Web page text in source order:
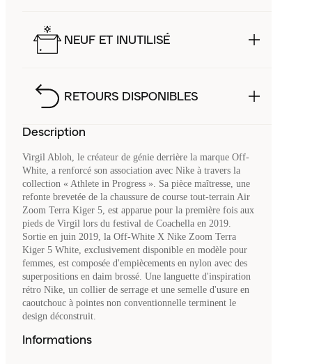
NEUF ET INUTILISÉ
RETOURS DISPONIBLES
Description
Virgil Abloh, le créateur de génie derrière la marque Off-
White, a renforcé son association avec Nike à travers la
collection « Athlete in Progress ». Sa pièce maîtresse, une
refonte brevetée de la chaussure de course tout-terrain Air
Zoom Terra Kiger 5, est apparue pour la première fois aux
pieds de Virgil lors du festival de Coachella en 2019.
Sortie en juin 2019, la Off-White X Nike Zoom Terra
Kiger 5 White, exclusivement disponible en modèle pour
femmes, est composée d'empiècements en nylon avec des
superpositions en daim brossé. Une languette d'inspiration
rétro Nike, un collier de serrage et une semelle d'usure en
caoutchouc à pointes non conventionnelle terminent le
design déconstruit.
Informations